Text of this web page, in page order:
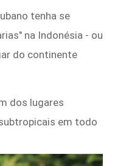
tenha se
na Indonésia - ou
do continente
dos lugares
em todo